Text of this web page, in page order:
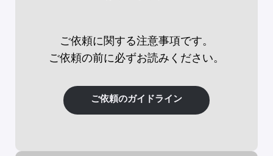
ご依頼に関する注意事項です。
ご依頼の前に必ずお読みください。
ご依頼のガイドライン